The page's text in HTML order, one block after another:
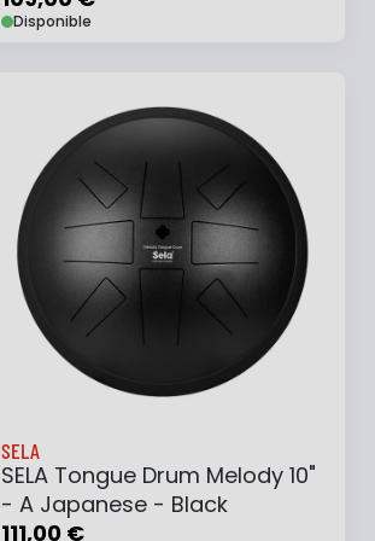
Disponible
Ajouter au panier
Ajouter à ma liste
SELA
SELA Tongue Drum Melody 10"
- A Japanese - Black
111,00 €